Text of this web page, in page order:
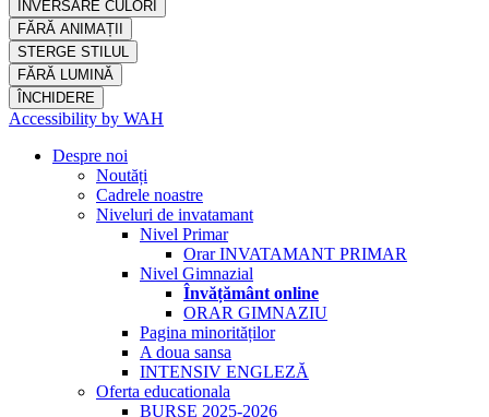
INVERSARE CULORI
FĂRĂ ANIMAȚII
STERGE STILUL
FĂRĂ LUMINĂ
ÎNCHIDERE
Accessibility by WAH
Despre noi
Noutăți
Cadrele noastre
Niveluri de invatamant
Nivel Primar
Orar INVATAMANT PRIMAR
Nivel Gimnazial
Învățământ online
ORAR GIMNAZIU
Pagina minorităților
A doua sansa
INTENSIV ENGLEZĂ
Oferta educationala
BURSE 2025-2026